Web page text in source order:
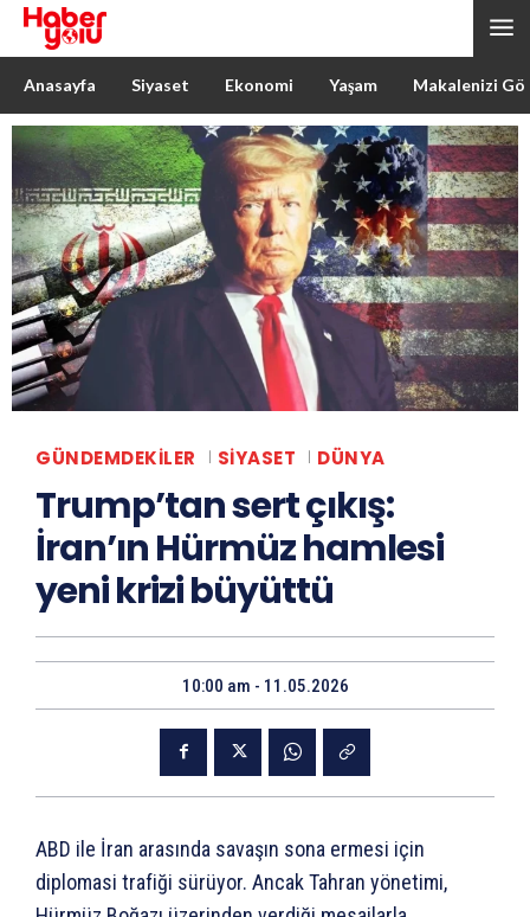
Anasayfa Siyaset Ekonomi Yaşam Makalenizi
GÜNDEMDEKILER SIYASET DÜNYA
Trump’tan sert çıkış:
İran’ın Hürmüz hamlesi
yeni krizi büyüttü
10:00 am - 11.05.2026
ABD ile İran arasında savaşın sona ermesi için
diplomasi trafiği sürüyor. Ancak Tahran yönetimi,